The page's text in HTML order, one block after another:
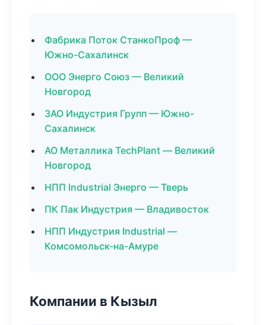
Фабрика Поток СтанкоПроф —
Южно-Сахалинск
ООО Энерго Союз — Великий
Новгород
ЗАО Индустрия Групп — Южно-
Сахалинск
АО Металлика TechPlant — Великий
Новгород
НПП Industrial Энерго — Тверь
ПК Пак Индустрия — Владивосток
НПП Индустрия Industrial —
Комсомольск-на-Амуре
Компании в Кызыл